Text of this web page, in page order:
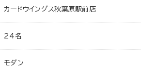
カードウイングス秋葉原駅前店
24名
モダン